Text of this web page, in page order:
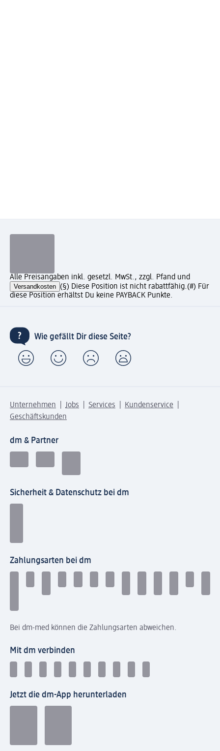
Alle Preisangaben inkl. gesetzl. MwSt., zzgl. Pfand und
Versandkosten (§) Diese Position ist nicht rabattfähig.(#) Für
diese Position erhältst Du keine PAYBACK Punkte.
Wie gefällt Dir diese Seite?
Unternehmen Jobs Services
Kundenservice
Geschäftskunden
dm & Partner
Sicherheit & Datenschutz bei dm
Zahlungsarten bei dm
Bei dm-med können die Zahlungsarten abweichen.
Mit dm verbinden
Jetzt die dm-App herunterladen